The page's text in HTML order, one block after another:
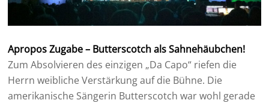
Apropos Zugabe – Butterscotch als Sahnehäubchen!
Zum Absolvieren des einzigen „Da Capo“ riefen die
Herrn weibliche Verstärkung auf die Bühne. Die
amerikanische Sängerin Butterscotch war wohl gerade